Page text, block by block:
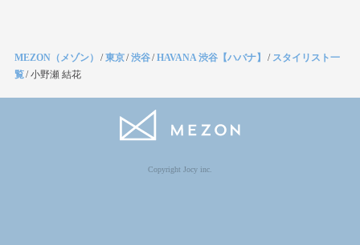
MEZON（メゾン） /東京/渋谷/HAVANA 渋谷【ハバナ】 / スタイリスト一
覧/小野瀬 結花
Copyright Jocy inc.